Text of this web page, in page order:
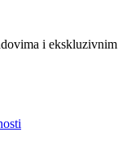
i ekskluzivnim